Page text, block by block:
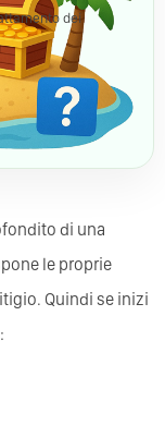
dei
di una
le proprie
Quindi se inizi